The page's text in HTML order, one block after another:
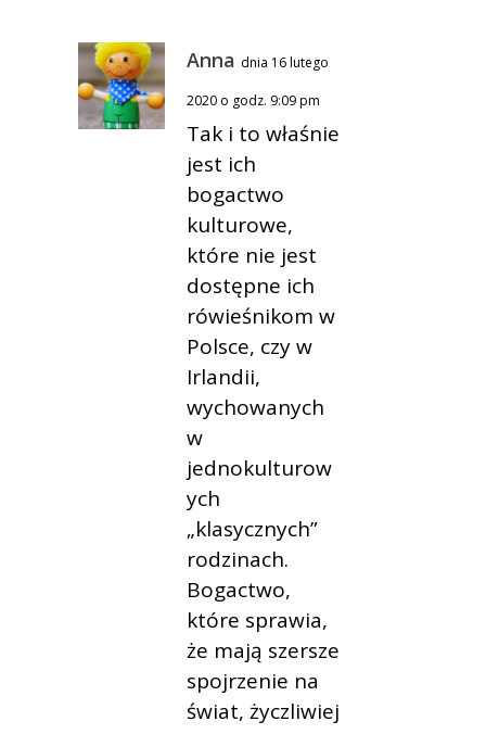
Anna dnia 16 lutego
2020 o godz. 9:09 pm
Tak i to właśnie
jest ich
bogactwo
kulturowe,
które nie jest
dostępne ich
rówieśnikom w
Polsce, czy w
Irlandii,
wychowanych
w
jednokulturow
ych
„klasycznych”
rodzinach.
Bogactwo,
które sprawia,
że mają szersze
spojrzenie na
świat, życzliwiej